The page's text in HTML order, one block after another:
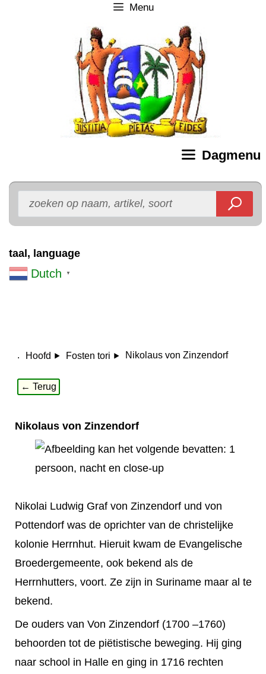
Menu
Dagmenu
taal, language
Dutch ▼
. Hoofd Fosten tori Nikolaus von Zinzendorf
← Terug
Nikolaus von Zinzendorf
Nikolai Ludwig Graf von Zinzendorf und von
Pottendorf was de oprichter van de christelijke
kolonie Herrnhut. Hieruit kwam de Evangelische
Broedergemeente, ook bekend als de
Herrnhutters, voort. Ze zijn in Suriname maar al te
bekend.
De ouders van Von Zinzendorf (1700 –1760)
behoorden tot de piëtistische beweging. Hij ging
naar school in Halle en ging in 1716 rechten